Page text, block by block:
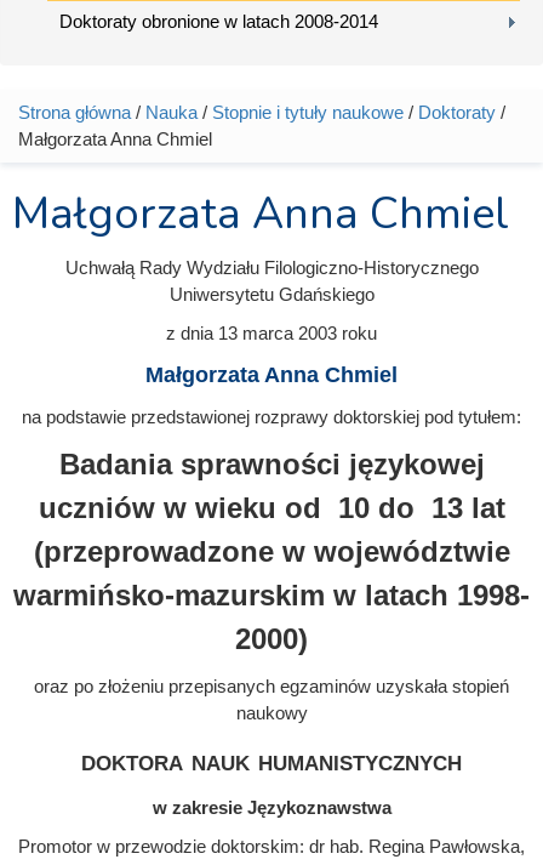
Doktoraty obronione w latach 2008-2014
Jesteś tutaj
Strona główna / Nauka / Stopnie i tytuły naukowe / Doktoraty /
Małgorzata Anna Chmiel
Małgorzata Anna Chmiel
Uchwałą Rady Wydziału Filologiczno-Historycznego
Uniwersytetu Gdańskiego
z dnia 13 marca 2003 roku
Małgorzata Anna Chmiel
na podstawie przedstawionej rozprawy doktorskiej pod tytułem:
Badania sprawności językowej
uczniów w wieku od 10 do 13 lat
(przeprowadzone w województwie
warmińsko-mazurskim w latach 1998-
2000)
oraz po złożeniu przepisanych egzaminów uzyskała stopień
naukowy
doktora nauk humanistycznych
w zakresie Językoznawstwa
Promotor w przewodzie doktorskim: dr hab. Regina Pawłowska,